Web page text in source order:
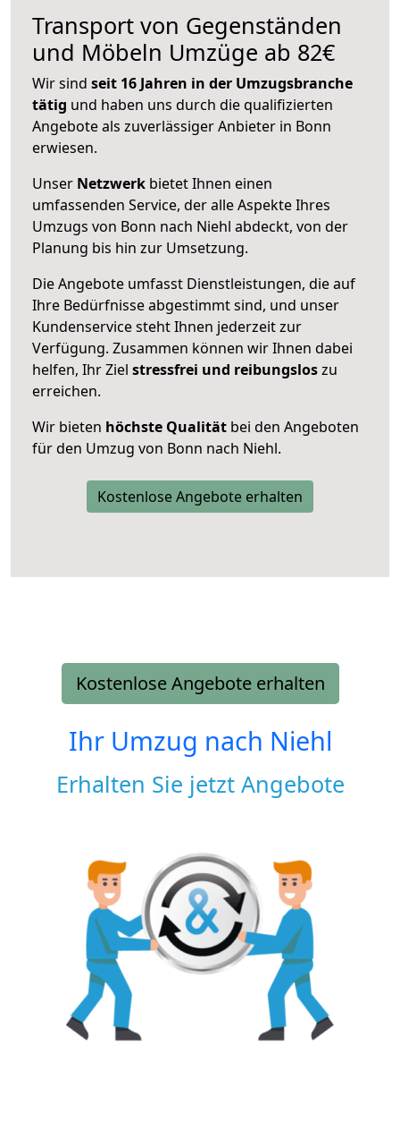
Transport von Gegenständen
und Möbeln Umzüge ab 82€
Wir sind seit 16 Jahren in der Umzugsbranche
tätig und haben uns durch die qualifizierten
Angebote als zuverlässiger Anbieter in Bonn
erwiesen.
Unser Netzwerk bietet Ihnen einen
umfassenden Service, der alle Aspekte Ihres
Umzugs von Bonn nach Niehl abdeckt, von der
Planung bis hin zur Umsetzung.
Die Angebote umfasst Dienstleistungen, die auf
Ihre Bedürfnisse abgestimmt sind, und unser
Kundenservice steht Ihnen jederzeit zur
Verfügung. Zusammen können wir Ihnen dabei
helfen, Ihr Ziel stressfrei und reibungsloszu
erreichen.
Wir bieten höchste Qualität bei den Angeboten
für den Umzug von Bonn nach Niehl.
Kostenlose Angebote erhalten
Kostenlose Angebote erhalten
Ihr Umzug nach Niehl
Erhalten Sie jetzt Angebote